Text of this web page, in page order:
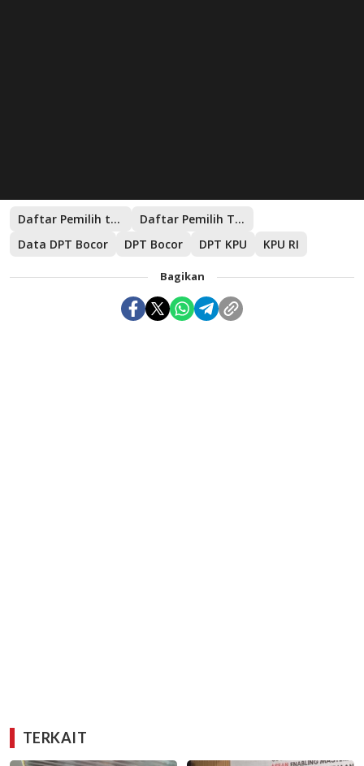
Daftar Pemilih tetap
Daftar Pemilih Tetap Bocor
Data DPT Bocor
DPT Bocor DPT KPU KPU RI
Bagikan
TERKAIT